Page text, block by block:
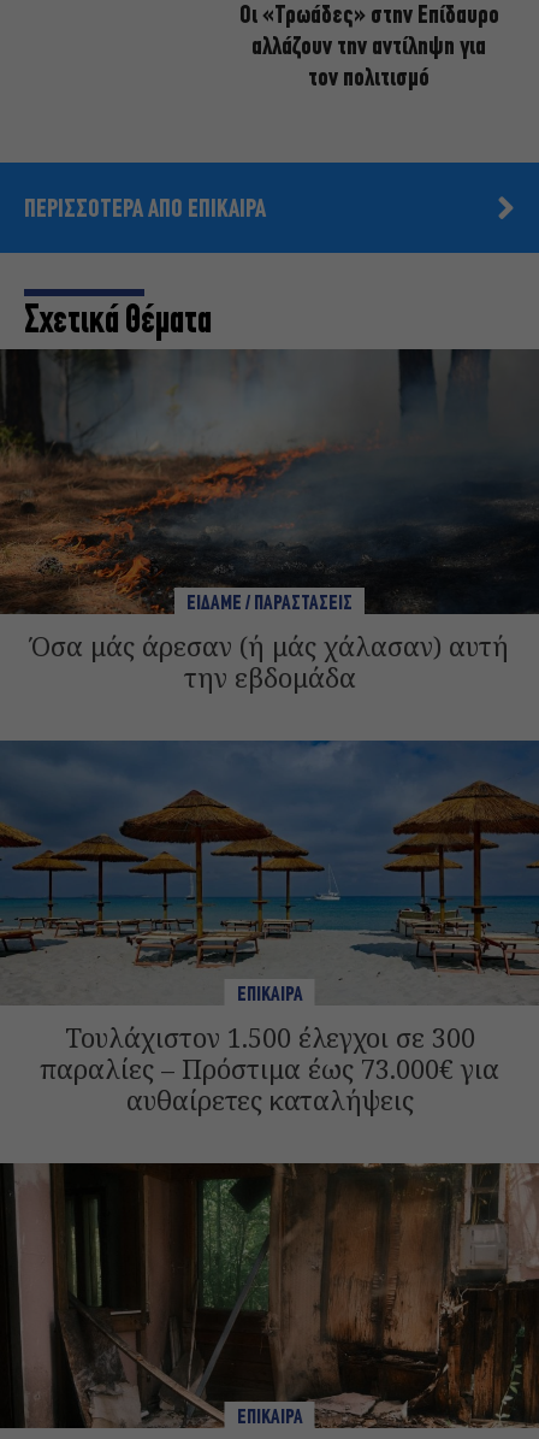
Οι «Τρωάδες» στην Επίδαυρο
αλλάζουν την αντίληψη για
τον πολιτισμό
ΠΕΡΙΣΣΟΤΕΡΑ ΑΠΟ ΕΠΙΚΑΙΡΑ
Σχετικά Θέματα
ΕΙΔΑΜΕ / ΠΑΡΑΣΤΑΣΕΙΣ
Όσα μάς άρεσαν (ή μάς χάλασαν) αυτή
την εβδομάδα
ΕΠΙΚΑΙΡΑ
Τουλάχιστον 1.500 έλεγχοι σε 300
παραλίες – Πρόστιμα έως 73.000€ για
αυθαίρετες καταλήψεις
ΕΠΙΚΑΙΡΑ